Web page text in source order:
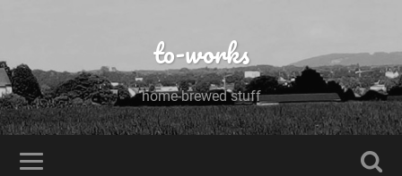
to-works
home-brewed stuff